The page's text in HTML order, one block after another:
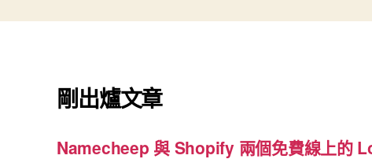
剛出爐文章
Namecheep 與 Shopify 兩個免費線上的